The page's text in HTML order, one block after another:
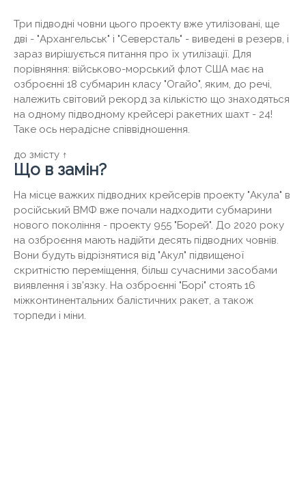
Три підводні човни цього проекту вже утилізовані, ще
дві - "Архангельськ" і "Северсталь" - виведені в резерв, і
зараз вирішується питання про їх утилізації. Для
порівняння: військово-морський флот США має на
озброєнні 18 субмарин класу "Огайо", яким, до речі,
належить світовий рекорд за кількістю що знаходяться
на одному підводному крейсері ракетних шахт - 24!
Таке ось нерадісне співвідношення.
до змісту ↑
Що в замін?
На місце важких підводних крейсерів проекту "Акула" в
російський ВМФ вже почали надходити субмарини
нового покоління - проекту 955 "Борей". До 2020 року
на озброєння мають надійти десять підводних човнів.
Вони будуть відрізнятися від "Акул" підвищеної
скритністю переміщення, більш сучасними засобами
виявлення і зв'язку. На озброєнні "Борі" стоять 16
міжконтинентальних балістичних ракет, а також
торпеди і міни.